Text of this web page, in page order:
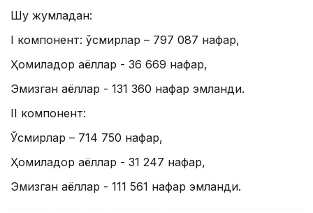
Шу жумладан:
I компонент: ўсмирлар – 797 087 нафар,
Ҳомиладор аёллар - 36 669 нафар,
Эмизган аёллар - 131 360 нафар эмланди.
II компонент:
Ўсмирлар – 714 750 нафар,
Ҳомиладор аёллар - 31 247 нафар,
Эмизган аёллар - 111 561 нафар эмланди.